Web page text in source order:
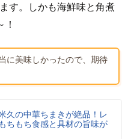
す。しかも海鮮味と角煮
に美味しかったので、期待
久の中華ちまきが絶品！レ
ちもち食感と具材の旨味が